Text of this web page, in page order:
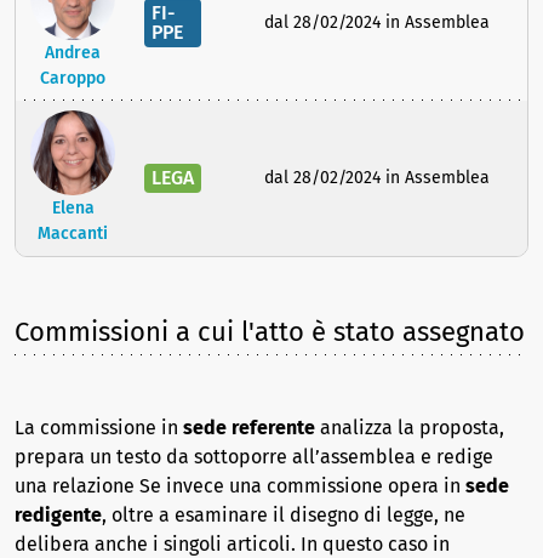
Andrea
Caroppo
FI-
PPE
dal 28/02/2024 in Assemblea
Elena
Maccanti
LEGA dal 28/02/2024 in Assemblea
Commissioni a cui l'atto è stato assegnato
La commissione in sede referente analizza la proposta,
prepara un testo da sottoporre all’assemblea e redige
una relazione Se invece una commissione opera in sede
redigente, oltre a esaminare il disegno di legge, ne
delibera anche i singoli articoli. In questo caso in